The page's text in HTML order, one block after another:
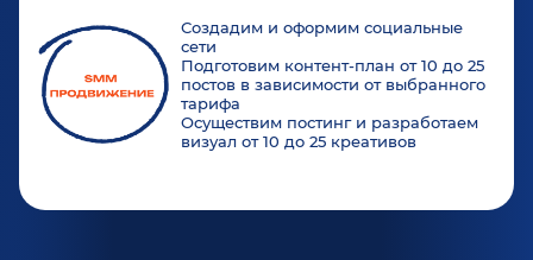
Создадим и оформим социальные
сети
Подготовим контент-план от 10 до 25
постов в зависимости от выбранного
тарифа
Осуществим постинг и разработаем
визуал от 10 до 25 креативов